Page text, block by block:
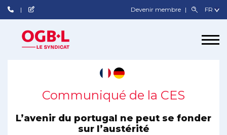
Devenir membre
Communiqué de la CES
L’avenir du portugal ne peut se fonder
sur l’austérité